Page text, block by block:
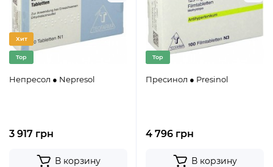
Хит
Top
Непресол ● Nepresol
3 917 грн
В корзину
Top
Пресинол ● Presinol
4 796 грн
В корзину